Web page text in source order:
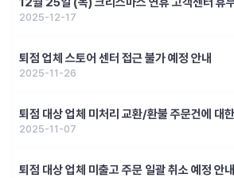
2025-12-17
퇴점 업체 스토어 센터 접근 불가 예정 안내
2025-11-26
퇴점 대상 업체 미처리 교환/환불 주문건에 대
2025-11-07
퇴점 대상 업체 미출고 주문 일괄 취소 예정 안내